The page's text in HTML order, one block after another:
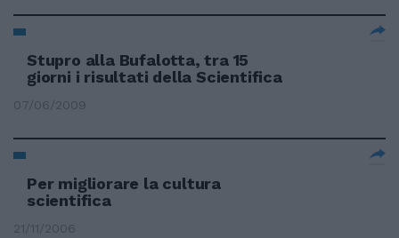
Stupro alla Bufalotta, tra 15
giorni i risultati della Scientifica
07/06/2009
Per migliorare la cultura
scientifica
21/11/2006